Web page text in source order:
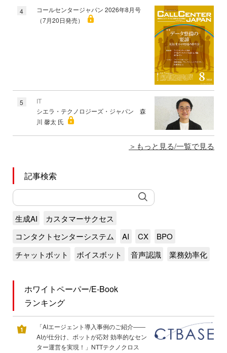
4
コールセンタージャパン 2026年8月号
（7月20日発売）
5
IT
シエラ・テクノロジーズ・ジャパン 森
川 馨太 氏
もっと見る/一覧で見る
記事検索
生成AI
カスタマーサクセス
コンタクトセンターシステム
AI CX
BPO
チャットボット
ボイスボット 音声認識 業務効率化
ホワイトペーパー/E-Book
ランキング
「AIエージェント導入事例のご紹介――
AIが仕分け、ボットが応対 効率的なセン
ター運営を実現！」NTTテクノクロス